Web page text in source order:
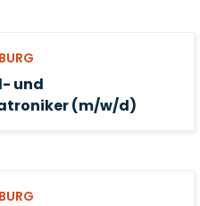
und
(m/w/d)